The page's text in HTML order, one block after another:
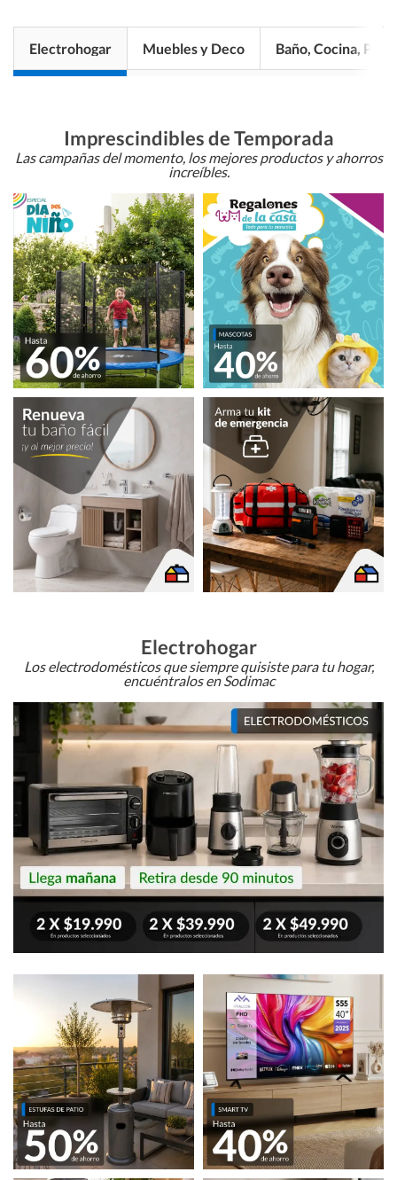
Electrohogar Muebles y Deco Baño, Cocina, Pisos
Imprescindibles de Temporada
Las campañas del momento, los mejores productos y ahorros
increíbles.
Electrohogar
Los electrodomésticos que siempre quisiste para tu hogar,
encuéntralos en Sodimac